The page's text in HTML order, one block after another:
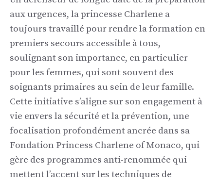
aux urgences, la princesse Charlene a
toujours travaillé pour rendre la formation en
premiers secours accessible à tous,
soulignant son importance, en particulier
pour les femmes, qui sont souvent des
soignants primaires au sein de leur famille.
Cette initiative s’aligne sur son engagement à
vie envers la sécurité et la prévention, une
focalisation profondément ancrée dans sa
Fondation Princess Charlene of Monaco, qui
gère des programmes anti-renommée qui
mettent l’accent sur les techniques de